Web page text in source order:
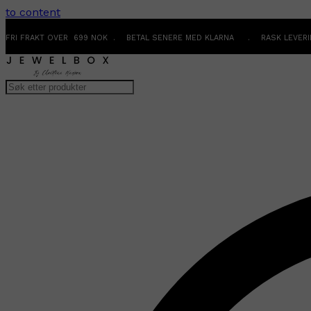
to content
FRI FRAKT OVER 699 NOK . BETAL SENERE MED KLARNA . RASK